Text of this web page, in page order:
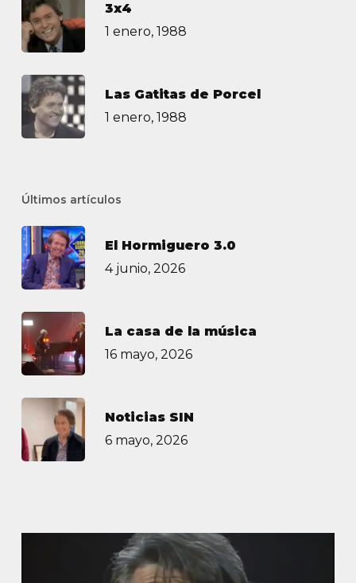
3х4
1 enero, 1988
Las Gatitas de Porcel
1 enero, 1988
Últimos artículos
El Hormiguero 3.0
4 junio, 2026
La casa de la música
16 mayo, 2026
Noticias SIN
6 mayo, 2026